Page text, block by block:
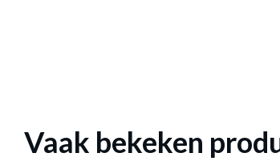
Vaak bekeken